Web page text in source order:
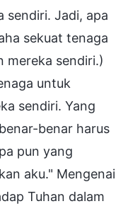
sendiri. Jadi, apa
sekuat tenaga
mereka sendiri.)
untuk
sendiri. Yang
benar harus
pun yang
aku." Mengenai
Tuhan dalam